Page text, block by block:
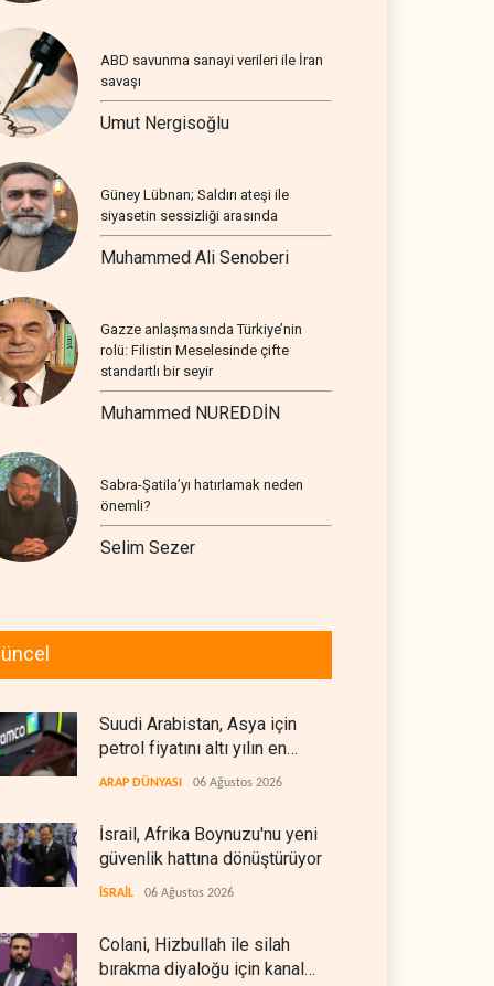
ABD savunma sanayi verileri ile İran
savaşı
Umut Nergisoğlu
Güney Lübnan; Saldırı ateşi ile
siyasetin sessizliği arasında
Muhammed Ali Senoberi
Gazze anlaşmasında Türkiye’nin
rolü: Filistin Meselesinde çifte
standartlı bir seyir
Muhammed NUREDDİN
Sabra-Şatila’yı hatırlamak neden
önemli?
Selim Sezer
Suudi Arabistan, Asya için
petrol fiyatını altı yılın en
düşüğüne indirdi
ARAP DÜNYASI 06 Ağustos 2026
İsrail, Afrika Boynuzu'nu yeni
güvenlik hattına dönüştürüyor
İSRAİL 06 Ağustos 2026
Colani, Hizbullah ile silah
bırakma diyaloğu için kanal